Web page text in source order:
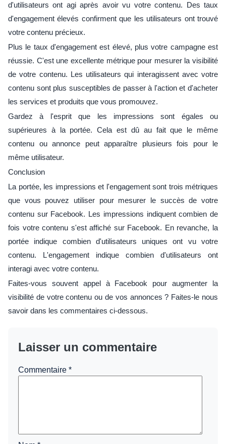
d'utilisateurs ont agi après avoir vu votre contenu. Des taux
d'engagement élevés confirment que les utilisateurs ont trouvé
votre contenu précieux.
Plus le taux d'engagement est élevé, plus votre campagne est
réussie. C'est une excellente métrique pour mesurer la visibilité
de votre contenu. Les utilisateurs qui interagissent avec votre
contenu sont plus susceptibles de passer à l'action et d'acheter
les services et produits que vous promouvez.
Gardez à l'esprit que les impressions sont égales ou
supérieures à la portée. Cela est dû au fait que le même
contenu ou annonce peut apparaître plusieurs fois pour le
même utilisateur.
Conclusion
La portée, les impressions et l'engagement sont trois métriques
que vous pouvez utiliser pour mesurer le succès de votre
contenu sur Facebook. Les impressions indiquent combien de
fois votre contenu s'est affiché sur Facebook. En revanche, la
portée indique combien d'utilisateurs uniques ont vu votre
contenu. L'engagement indique combien d'utilisateurs ont
interagi avec votre contenu.
Faites-vous souvent appel à Facebook pour augmenter la
visibilité de votre contenu ou de vos annonces ? Faites-le nous
savoir dans les commentaires ci-dessous.
Laisser un commentaire
Commentaire *